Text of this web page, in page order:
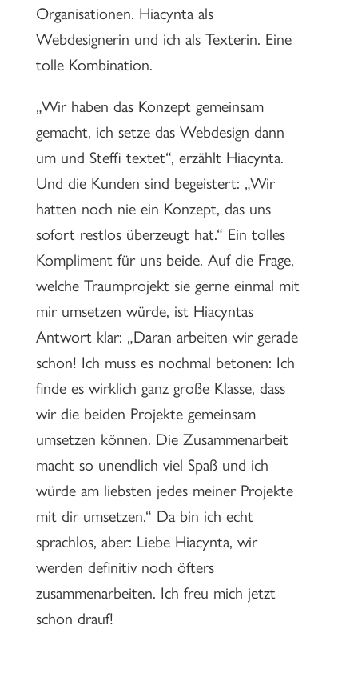
Organisationen. Hiacynta als
Webdesignerin und ich als Texterin. Eine
tolle Kombination.
„Wir haben das Konzept gemeinsam
gemacht, ich setze das Webdesign dann
um und Steffi textet“, erzählt Hiacynta.
Und die Kunden sind begeistert: „Wir
hatten noch nie ein Konzept, das uns
sofort restlos überzeugt hat.“ Ein tolles
Kompliment für uns beide. Auf die Frage,
welche Traumprojekt sie gerne einmal mit
mir umsetzen würde, ist Hiacyntas
Antwort klar: „Daran arbeiten wir gerade
schon! Ich muss es nochmal betonen: Ich
finde es wirklich ganz große Klasse, dass
wir die beiden Projekte gemeinsam
umsetzen können. Die Zusammenarbeit
macht so unendlich viel Spaß und ich
würde am liebsten jedes meiner Projekte
mit dir umsetzen.“ Da bin ich echt
sprachlos, aber: Liebe Hiacynta, wir
werden definitiv noch öfters
zusammenarbeiten. Ich freu mich jetzt
schon drauf!